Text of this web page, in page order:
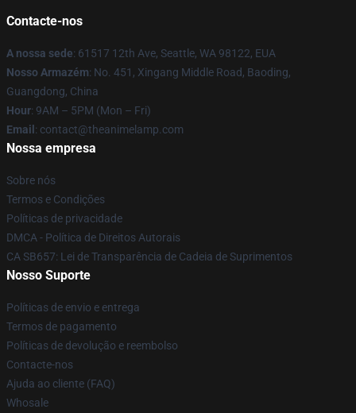
Contacte-nos
A nossa sede: 61517 12th Ave, Seattle, WA 98122, EUA
Nosso Armazém: No. 451, Xingang Middle Road, Baoding,
Guangdong, China
Hour: 9AM – 5PM (Mon – Fri)
Email : contact@theanimelamp.com
Nossa empresa
Sobre nós
Termos e Condições
Políticas de privacidade
DMCA - Política de Direitos Autorais
CA SB657: Lei de Transparência de Cadeia de Suprimentos
Nosso Suporte
Políticas de envio e entrega
Termos de pagamento
Políticas de devolução e reembolso
Contacte-nos
Ajuda ao cliente (FAQ)
Whosale